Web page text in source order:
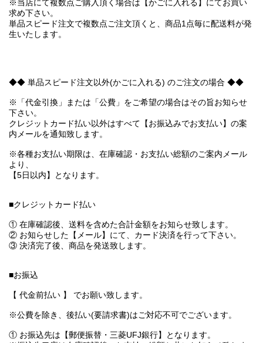
※当店にて複数点ご購入頂く場合は【かごに入れる】にてお買い
求め下さい。
単品スピード注文で複数点ご注文頂くと、商品1点毎に配送料が発
生いたします。
◆◆ 単品スピード注文以外(かごに入れる) のご注文の場合 ◆◆
※「代金引換」または「公費」をご希望の場合はその旨お知らせ
下さい。
クレジットカード払い以外はすべて【お振込みでお支払い】の案
内メールを通知致します。
※各種お支払い期限は、在庫確認・お支払い総額のご案内メール
より、
【5日以内】となります。
■クレジットカード払い
① 在庫確認後、送料を含めた合計金額をお知らせ致します。
② お知らせした【メール】にて、カード決済を行って下さい。
③ 決済完了後、商品を発送致します。
■お振込
【 代金前払い 】 でお願い致します。
※公費を除き、後払い(要請求書)はご対応不可でございます。
① お振込先は【郵便振替・三菱UFJ銀行】となります。